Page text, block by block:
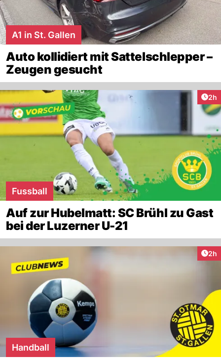
A1 in St. Gallen
Auto kollidiert mit Sattelschlepper –
Zeugen gesucht
2h
Fussball
Auf zur Hubelmatt: SC Brühl zu Gast
bei der Luzerner U-21
2h
Handball